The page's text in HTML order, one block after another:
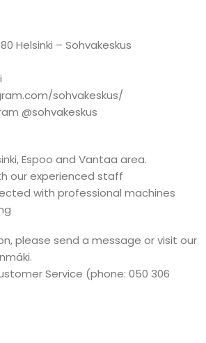
Helsinki – Sohvakeskus
sohvakeskus/
@sohvakeskus
Espoo and Vantaa area.
our experienced staff
with professional machines
please send a message or visit our
Service (phone: 050 306